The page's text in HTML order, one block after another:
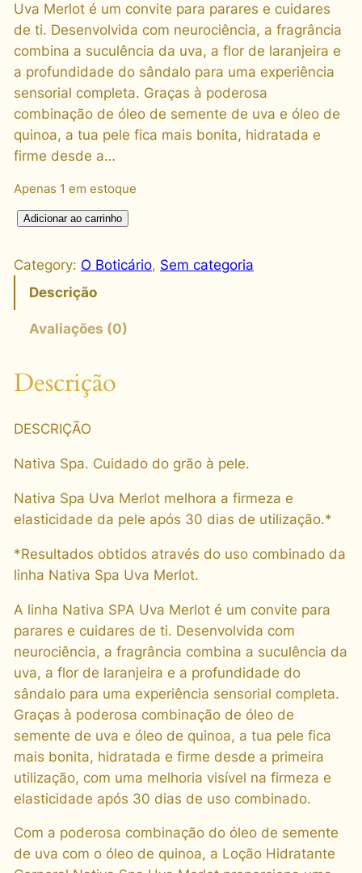
Uva Merlot é um convite para parares e cuidares
de ti. Desenvolvida com neurociência, a fragrância
combina a suculência da uva, a flor de laranjeira e
a profundidade do sândalo para uma experiência
sensorial completa. Graças à poderosa
combinação de óleo de semente de uva e óleo de
quinoa, a tua pele fica mais bonita, hidratada e
firme desde a…
Apenas 1 em estoque
P
I
C
O
U
V
M
E
3
0
m
l
q
u
a
n
t
i
d
a
Adicionar ao carrinho
Category: O Boticário, Sem categoria
Descrição
Avaliações (0)
Descrição
DESCRIÇÃO
Nativa Spa. Cuidado do grão à pele.
Nativa Spa Uva Merlot melhora a firmeza e
elasticidade da pele após 30 dias de utilização.*
*Resultados obtidos através do uso combinado da
linha Nativa Spa Uva Merlot.
A linha Nativa SPA Uva Merlot é um convite para
parares e cuidares de ti. Desenvolvida com
neurociência, a fragrância combina a suculência da
uva, a flor de laranjeira e a profundidade do
sândalo para uma experiência sensorial completa.
Graças à poderosa combinação de óleo de
semente de uva e óleo de quinoa, a tua pele fica
mais bonita, hidratada e firme desde a primeira
utilização, com uma melhoria visível na firmeza e
elasticidade após 30 dias de uso combinado.
Com a poderosa combinação do óleo de semente
de uva com o óleo de quinoa, a Loção Hidratante